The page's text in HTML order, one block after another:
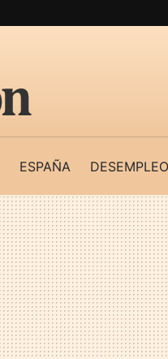
ESPAÑA DESEMPLEO